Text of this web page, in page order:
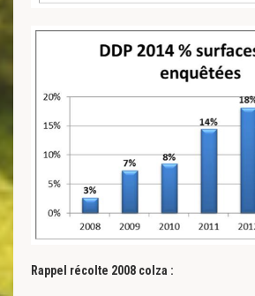
Rappel récolte 2008 colza :